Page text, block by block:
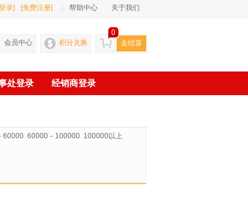
录] [免费注册] 帮助中心 关于我们
0
去结算
积分兑换
会员中心
处登录 经销商登录
60000 60000－100000 100000以上